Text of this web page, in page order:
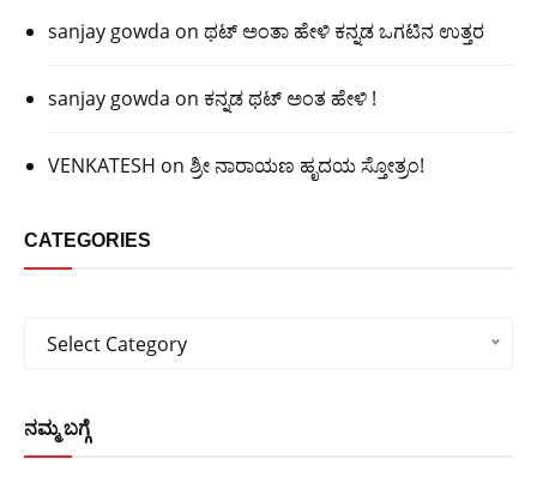
sanjay gowda on ಥಟ್ ಅಂತಾ ಹೇಳಿ ಕನ್ನಡ ಒಗಟಿನ ಉತ್ತರ
sanjay gowda on ಕನ್ನಡ ಥಟ್ ಅಂತ ಹೇಳಿ !
VENKATESH on ಶ್ರೀ ನಾರಾಯಣ ಹೃದಯ ಸ್ತೋತ್ರಂ!
CATEGORIES
Categories
Select Category
ನಮ್ಮ ಬಗ್ಗೆ